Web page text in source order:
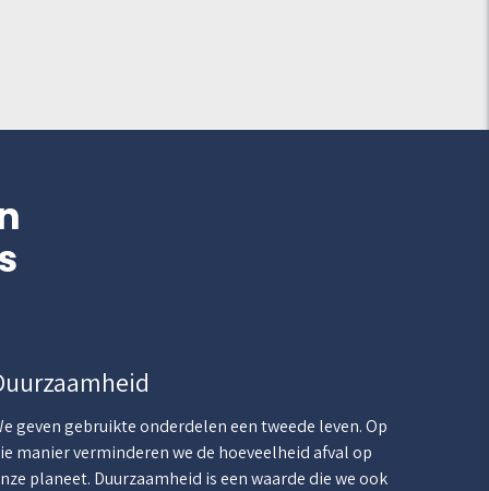
geven gebruikte onderdelen een tweede leven. Op
manier verminderen we de hoeveelheid afval op
planeet. Duurzaamheid is een waarde die we ook